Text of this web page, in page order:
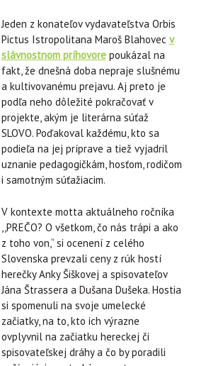
Jeden z konateľov vydavateľstva Orbis
Pictus Istropolitana Maroš Blahovec v
slávnostnom príhovorepoukázal na
fakt, že dnešná doba nepraje slušnému
a kultivovanému prejavu. Aj preto je
podľa neho dôležité pokračovať v
projekte, akým je literárna súťaž
SLOVO. Poďakoval každému, kto sa
podieľa na jej príprave a tiež vyjadril
uznanie pedagogičkám, hosťom, rodičom
i samotným súťažiacim.
V kontexte motta aktuálneho ročníka
,,PREČO? O všetkom, čo nás trápi a ako
z toho von,“ si ocenení z celého
Slovenska prevzali ceny z rúk hostí
herečky Anky Šiškovej a spisovateľov
Jána Štrassera a Dušana Dušeka. Hostia
si spomenuli na svoje umelecké
začiatky, na to, kto ich výrazne
ovplyvnil na začiatku hereckej či
spisovateľskej dráhy a čo by poradili